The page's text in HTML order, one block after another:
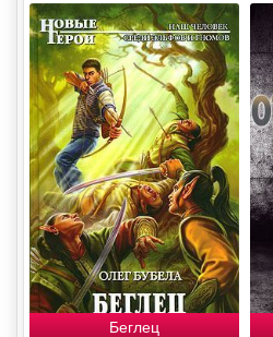
Беглец